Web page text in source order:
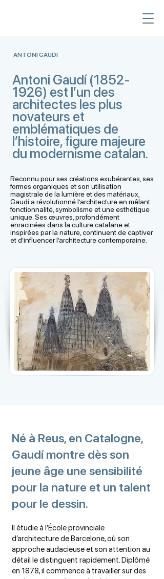
ANTONI GAUDI
Antoni Gaudí(1852-
1926) est l’un des
architectes les plus
novateurs et
emblématiques de
l’histoire, figure majeure
du modernisme catalan.
Reconnu pour ses créations exubérantes, ses
formes organiques et son utilisation
magistrale de la lumière et des matériaux,
Gaudí a révolutionné l’architecture en mêlant
fonctionnalité, symbolisme et une esthétique
unique. Ses œuvres, profondément
enracinées dans la culture catalane et
inspirées par la nature, continuent de captiver
et d’influencer l’architecture contemporaine.
Né à Reus, en Catalogne,
Gaudí montre dès son
jeune âge une sensibilité
pour la nature et un talent
pour le dessin.
Il étudie à l’École provinciale
d’architecture de Barcelone, où son
approche audacieuse et son attention au
détail le distinguent rapidement. Diplômé
en 1878, il commence à travailler sur des